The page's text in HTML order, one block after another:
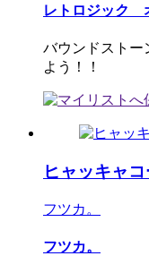
レトロジック
バウンドストー
よう！！
ヒャッキャコ
フツカ。
フツカ。